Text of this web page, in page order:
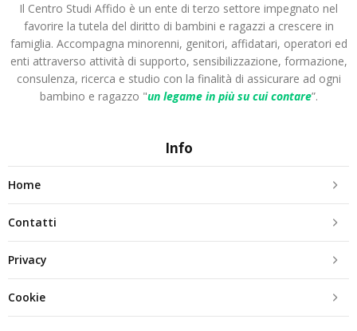
Il Centro Studi Affido è un ente di terzo settore impegnato nel
favorire la tutela del diritto di bambini e ragazzi a crescere in
famiglia. Accompagna minorenni, genitori, affidatari, operatori ed
enti attraverso attività di supporto, sensibilizzazione, formazione,
consulenza, ricerca e studio con la finalità di assicurare ad ogni
bambino e ragazzo "un legame in più su cui contare”.
Info
Home
Contatti
Privacy
Cookie